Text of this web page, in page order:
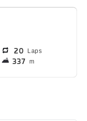
20 Laps
337 m